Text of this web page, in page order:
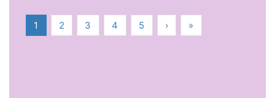
1 2 3 4 5 › »